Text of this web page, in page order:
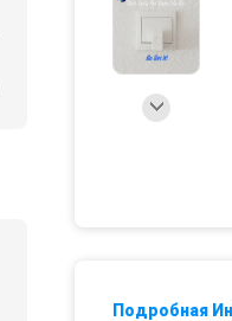
Подробная